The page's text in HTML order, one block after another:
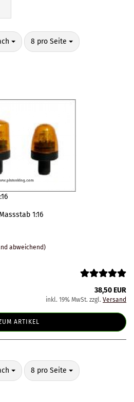
8 pro Seite
pro Seite
1:16
abweichend)
38,50 EUR
inkl. 19% MwSt. zzgl. Versand
ARTIKEL
8 pro Seite
pro Seite